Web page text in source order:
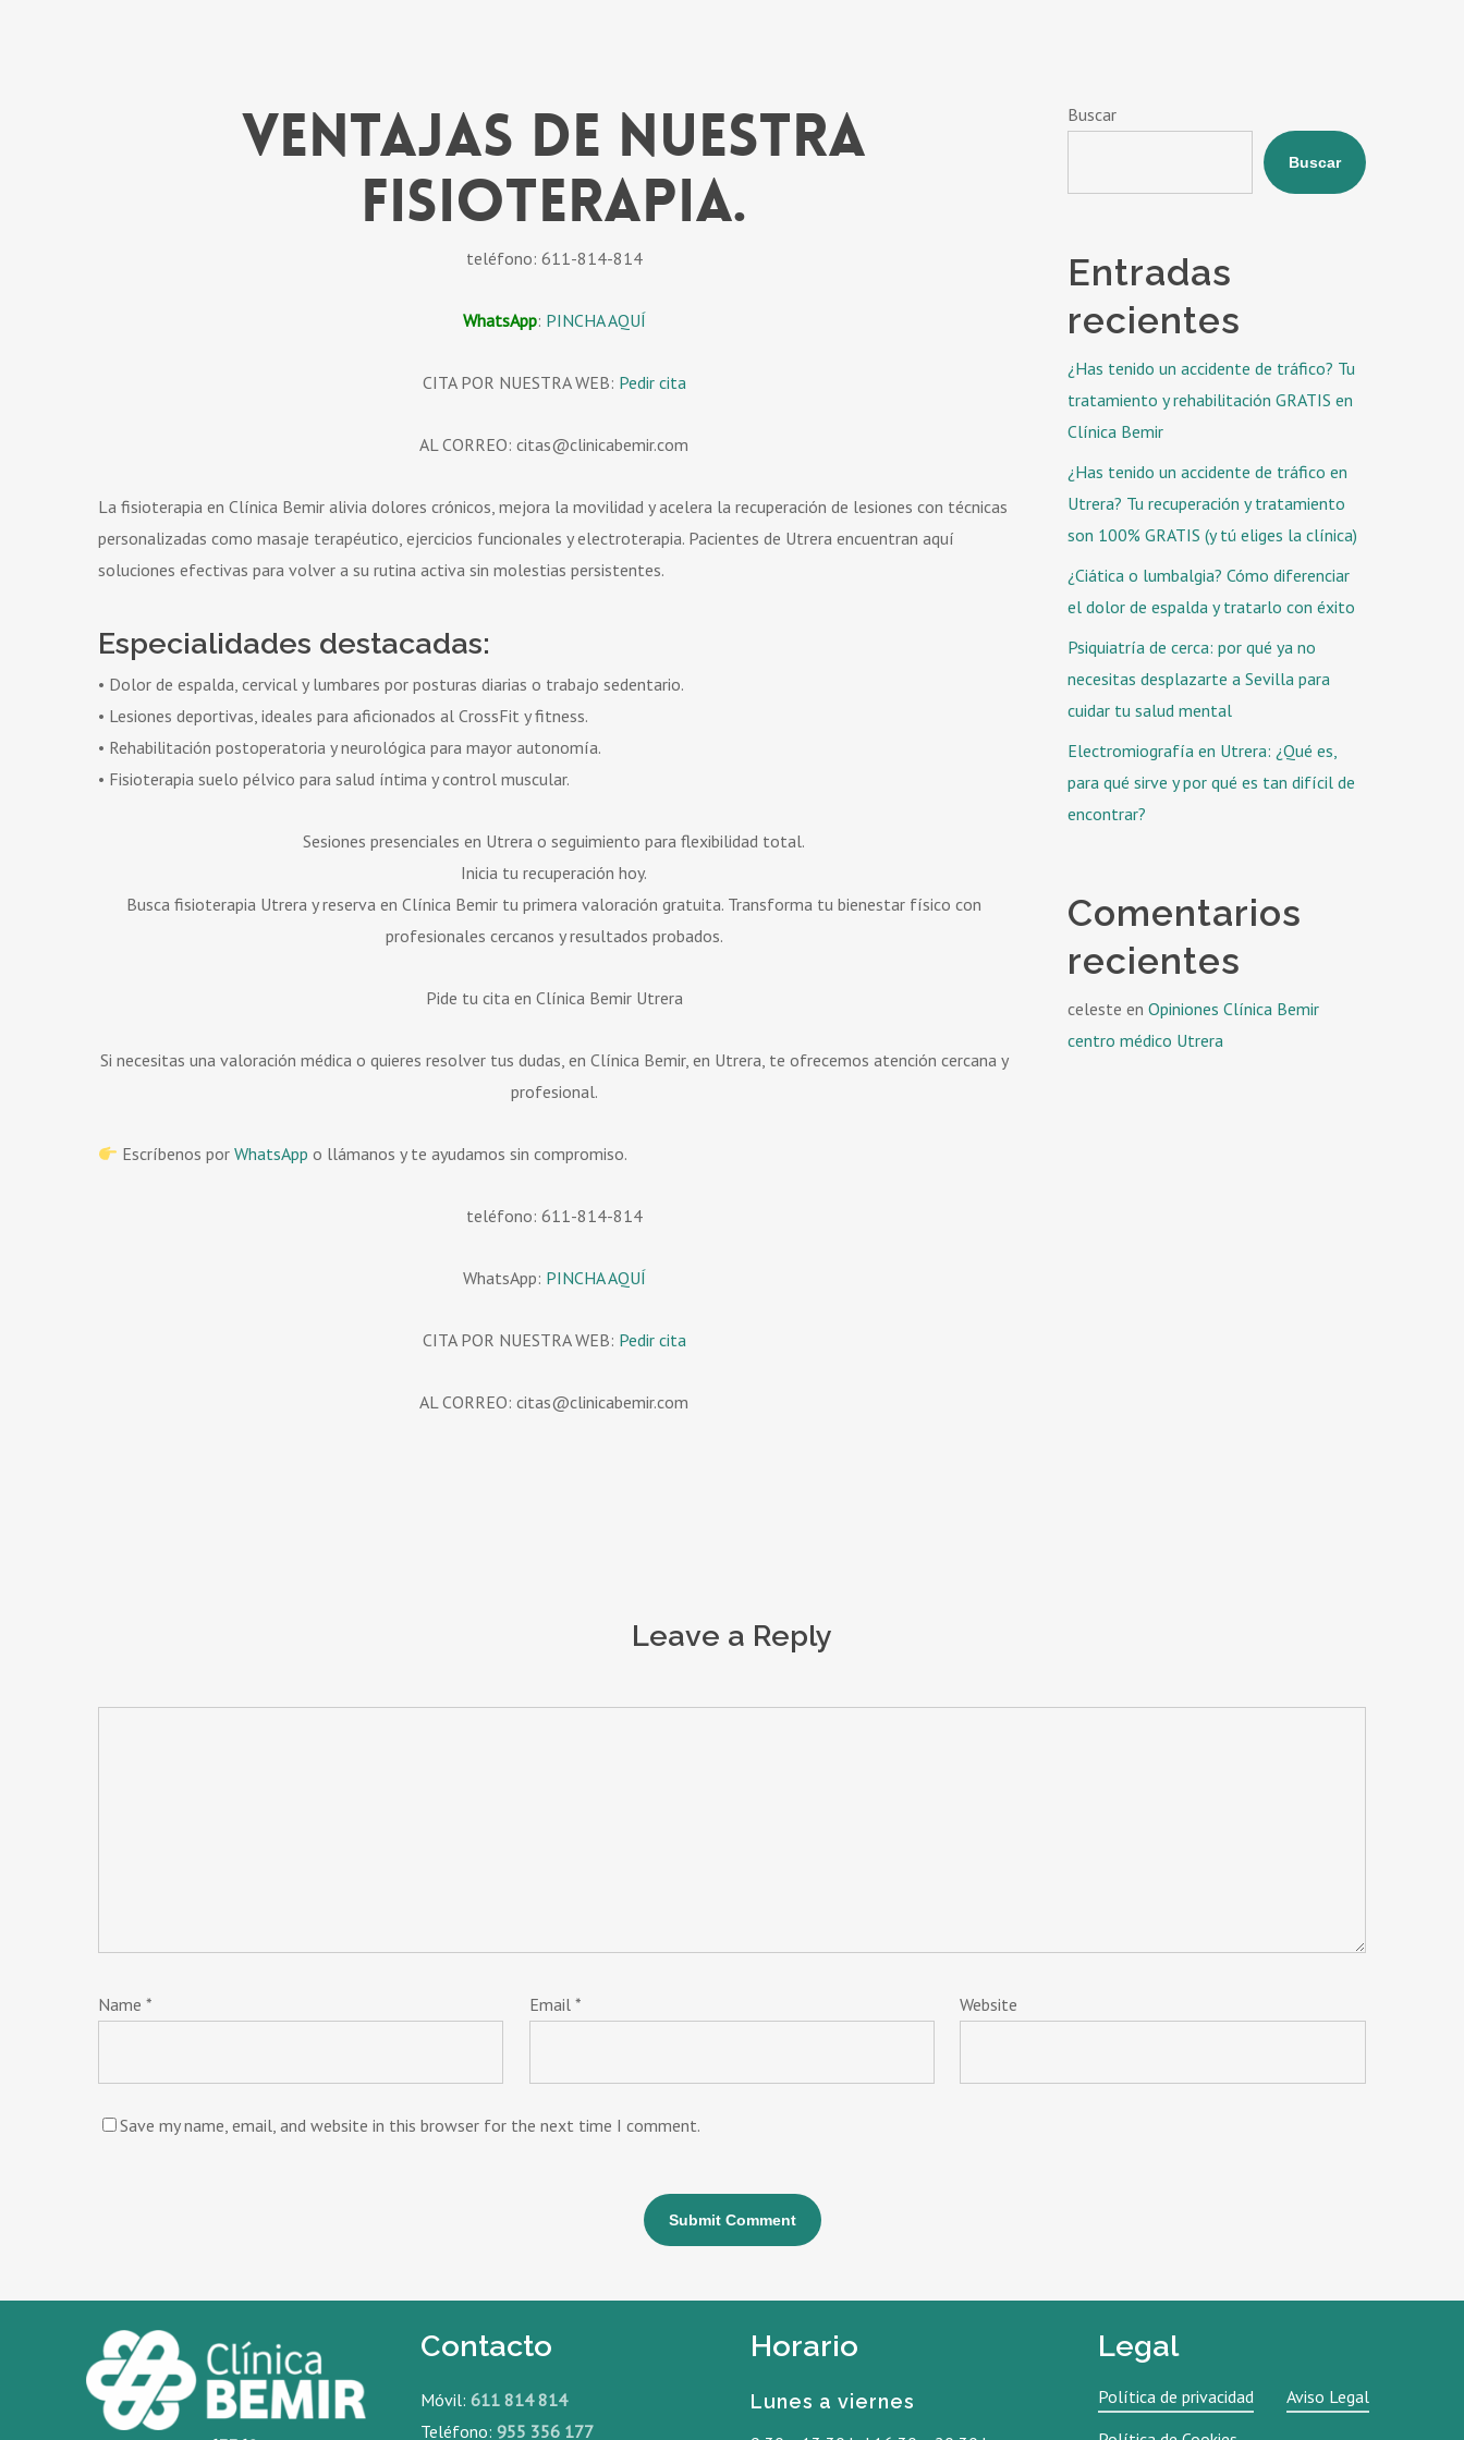
Ventajas de nuestra
fisioterapia.
teléfono: 611-814-814
WhatsApp: PINCHA AQUÍ
CITA POR NUESTRA WEB: Pedir cita
AL CORREO: citas@clinicabemir.com
La fisioterapia en Clínica Bemir alivia dolores crónicos, mejora la movilidad y acelera la recuperación de lesiones con técnicas
personalizadas como masaje terapéutico, ejercicios funcionales y electroterapia. Pacientes de Utrera encuentran aquí
soluciones efectivas para volver a su rutina activa sin molestias persistentes.
Especialidades destacadas:
• Dolor de espalda, cervical y lumbares por posturas diarias o trabajo sedentario.
• Lesiones deportivas, ideales para aficionados al CrossFit y fitness.
• Rehabilitación postoperatoria y neurológica para mayor autonomía.
• Fisioterapia suelo pélvico para salud íntima y control muscular.
Sesiones presenciales en Utrera o seguimiento para flexibilidad total.
Inicia tu recuperación hoy.
Busca fisioterapia Utrera y reserva en Clínica Bemir tu primera valoración gratuita. Transforma tu bienestar físico con
profesionales cercanos y resultados probados.
Pide tu cita en Clínica Bemir Utrera
Si necesitas una valoración médica o quieres resolver tus dudas, en Clínica Bemir, en Utrera, te ofrecemos atención cercana y
profesional.
Escríbenos porWhatsApp o llámanos y te ayudamos sin compromiso.
teléfono: 611-814-814
WhatsApp: PINCHA AQUÍ
CITA POR NUESTRA WEB: Pedir cita
AL CORREO: citas@clinicabemir.com
Buscar
Buscar
Entradas
recientes
¿Has tenido un accidente de tráfico? Tu
tratamiento y rehabilitación GRATIS en
Clínica Bemir
¿Has tenido un accidente de tráfico en
Utrera? Tu recuperación y tratamiento
son 100% GRATIS (y tú eliges la clínica)
¿Ciática o lumbalgia? Cómo diferenciar
el dolor de espalda y tratarlo con éxito
Psiquiatría de cerca: por qué ya no
necesitas desplazarte a Sevilla para
cuidar tu salud mental
Electromiografía en Utrera: ¿Qué es,
para qué sirve y por qué es tan difícil de
encontrar?
Comentarios
recientes
celeste enOpiniones Clínica Bemir
centro médico Utrera
Leave a Reply
Name * Email * Website
Save my name, email, and website in this browser for the next time I comment.
Contacto
Móvil:611 814 814
Teléfono:955 356 177
Horario
Lunes a viernes
Legal
Política de privacidad
Aviso Legal